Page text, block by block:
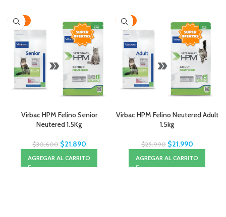
-28%
Virbac HPM Felino Senior
Neutered 1.5Kg
$30.600 $21.890
AGREGAR AL CARRITO
-15%
Virbac HPM Felino Neutered Adult
1.5kg
$25.990 $21.990
AGREGAR AL CARRITO